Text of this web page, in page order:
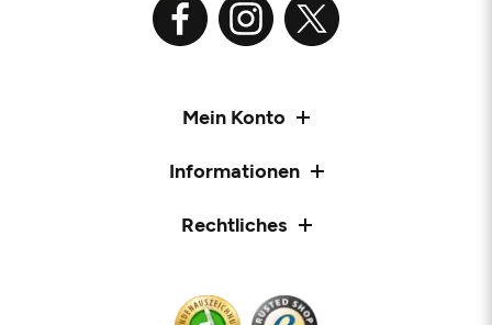
Mein Konto
Informationen
Rechtliches